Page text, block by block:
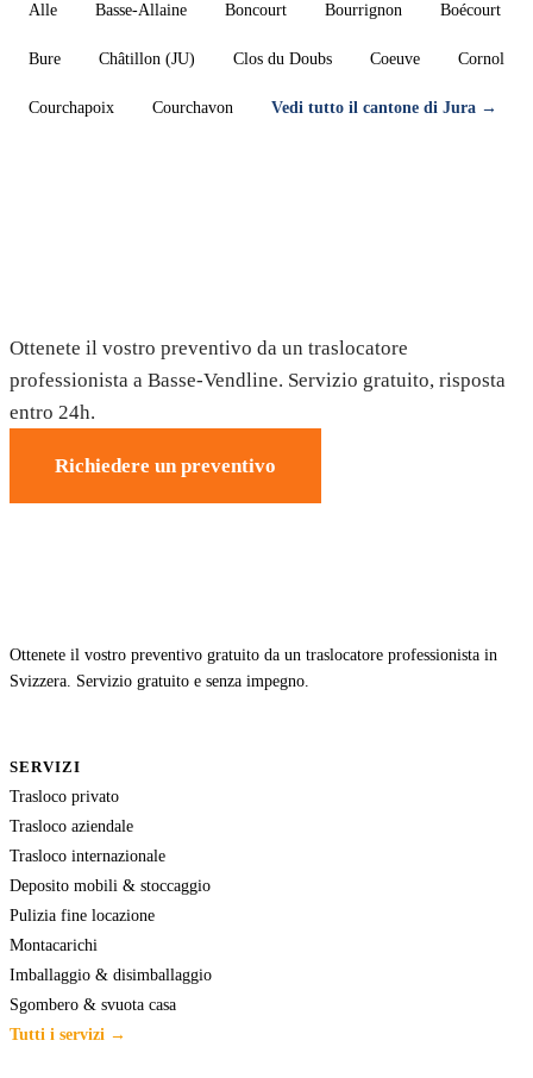
Alle Basse-Allaine Boncourt Bourrignon Boécourt
Bure Châtillon (JU) Clos du Doubs Coeuve Cornol
Courchapoix Courchavon Vedi tutto il cantone di Jura →
Ottenete il vostro preventivo da un traslocatore
professionista a Basse-Vendline. Servizio gratuito, risposta
entro 24h.
Richiedere un preventivo
Ottenete il vostro preventivo gratuito da un traslocatore professionista in
Svizzera. Servizio gratuito e senza impegno.
SERVIZI
Trasloco privato
Trasloco aziendale
Trasloco internazionale
Deposito mobili & stoccaggio
Pulizia fine locazione
Montacarichi
Imballaggio & disimballaggio
Sgombero & svuota casa
Tutti i servizi →